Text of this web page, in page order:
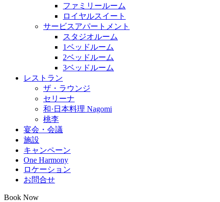
ファミリールーム
ロイヤルスイート
サービスアパートメント
スタジオルーム
1ベッドルーム
2ベッドルーム
3ベッドルーム
レストラン
ザ・ラウンジ
セリーナ
和·日本料理 Nagomi
桃李
宴会・会議
施設
キャンペーン
One Harmony
ロケーション
お問合せ
Book Now